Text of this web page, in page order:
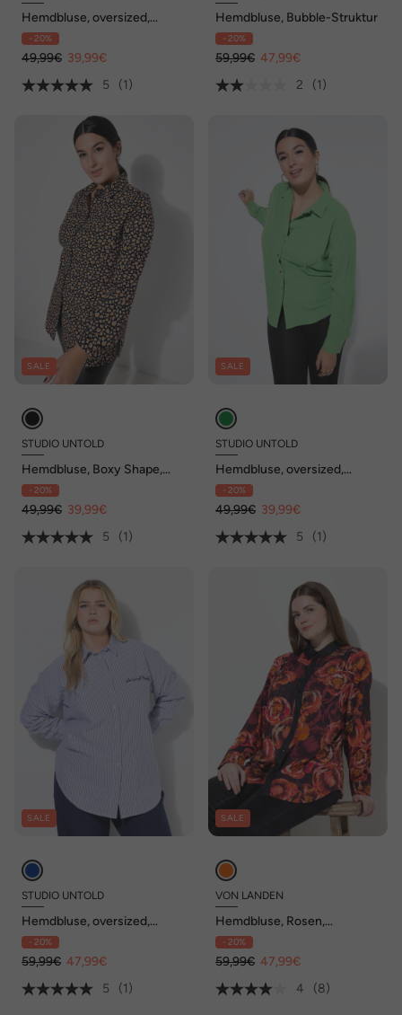
Hemdbluse, oversized,
Schmuckknöpfe
- 20%
49,99€ 39,99€
5
(1)
Hemdbluse, Bubble-Struktur
- 20%
59,99€ 47,99€
2
(1)
SALE
STUDIO UNTOLD
Hemdbluse, Boxy Shape,
Hearts-Print
- 20%
49,99€ 39,99€
5
(1)
SALE
STUDIO UNTOLD
Hemdbluse, oversized,
Schmuckknöpfe
- 20%
49,99€ 39,99€
5
(1)
SALE
STUDIO UNTOLD
Hemdbluse, oversized,
Streifen, Stickerei
- 20%
59,99€ 47,99€
5
(1)
SALE
VON LANDEN
Hemdbluse, Rosen,
Hemdkragen, Langarm
- 20%
59,99€ 47,99€
4
(8)